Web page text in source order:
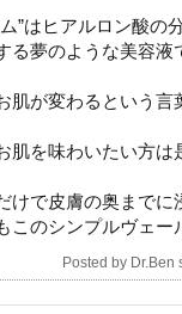
”はヒアルロン酸の
る夢のような美容液
肌が変わるという言
肌を味わいたい方は
けで皮膚の奥までに
このシンプルヴェー
Posted by